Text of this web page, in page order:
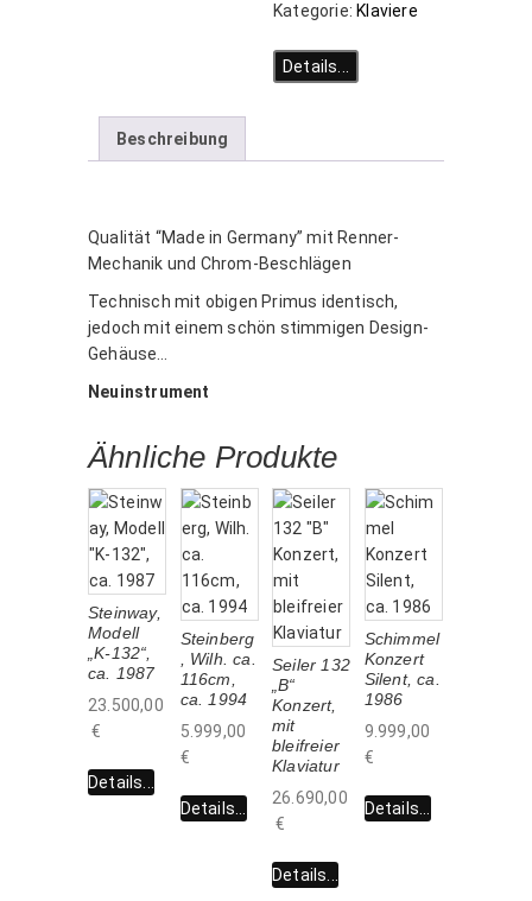
Kategorie: Klaviere
Details...
Beschreibung
Qualität “Made in Germany” mit Renner-
Mechanik und Chrom-Beschlägen
Technisch mit obigen Primus identisch,
jedoch mit einem schön stimmigen Design-
Gehäuse…
Neuinstrument
Ähnliche Produkte
Steinway,
Modell
„K-132“,
ca. 1987
23.500,00
€
Details...
Steinberg
, Wilh. ca.
116cm,
ca. 1994
5.999,00
€
Details...
Seiler 132
„B“
Konzert,
mit
bleifreier
Klaviatur
26.690,00
€
Details...
Schimmel
Konzert
Silent, ca.
1986
9.999,00
€
Details...